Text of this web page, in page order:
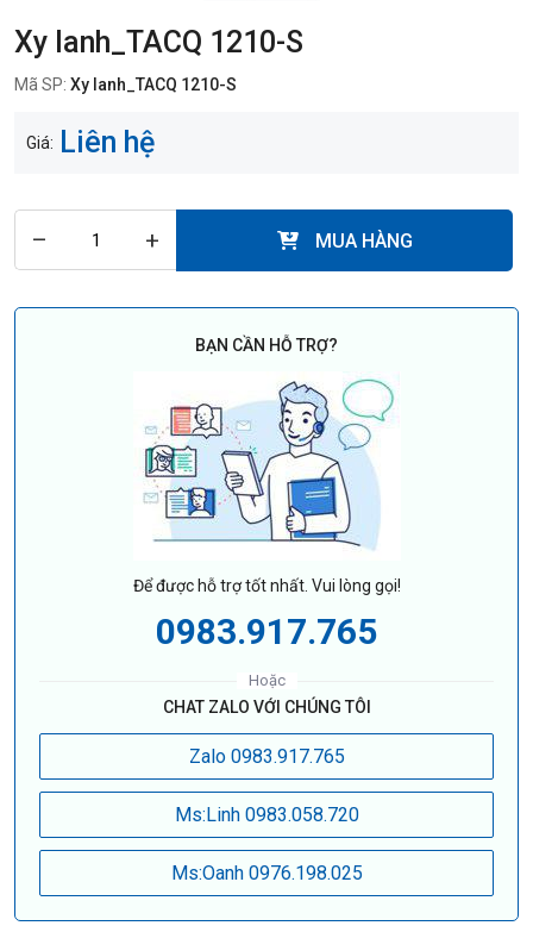
Xy lanh_TACQ 1210-S
Mã SP: Xy lanh_TACQ 1210-S
Giá: Liên hệ
– + MUA HÀNG
BẠN CẦN HỖ TRỢ?
Để được hỗ trợ tốt nhất. Vui lòng gọi!
0983.917.765
Hoặc
CHAT ZALO VỚI CHÚNG TÔI
Zalo 0983.917.765
Ms:Linh 0983.058.720
Ms:Oanh 0976.198.025